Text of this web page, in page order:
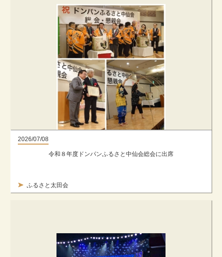
2026/07/08
ふるさと太田会
令和８年度ドンパンふるさと中仙会総会に出席